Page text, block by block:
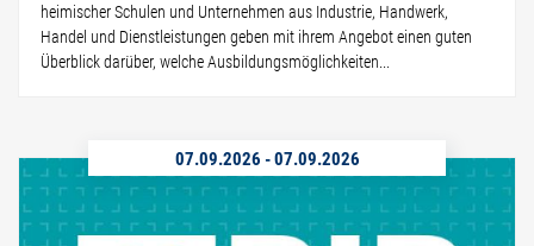
heimischer Schulen und Unternehmen aus Industrie, Handwerk,
Handel und Dienstleistungen geben mit ihrem Angebot einen guten
Überblick darüber, welche Ausbildungsmöglichkeiten...
07.09.2026 -07.09.2026